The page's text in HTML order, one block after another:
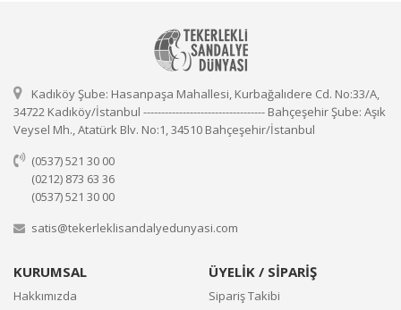
Kadıköy Şube: Hasanpaşa Mahallesi, Kurbağalıdere Cd. No:33/A,
34722 Kadıköy/İstanbul ---------------------------------- Bahçeşehir Şube: Aşık
Veysel Mh., Atatürk Blv. No:1, 34510 Bahçeşehir/İstanbul
(0537) 521 30 00
(0212) 873 63 36
(0537) 521 30 00
satis@tekerleklisandalyedunyasi.com
KURUMSAL
Hakkımızda
ÜYELİK / SİPARİŞ
Sipariş Takibi